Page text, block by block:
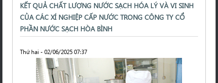
KẾT QUẢ CHẤT LƯỢNG NƯỚC SẠCH HÓA LÝ VÀ VI SINH
CỦA CÁC XÍ NGHIỆP CẤP NƯỚC TRONG CÔNG TY CỔ
PHẦN NƯỚC SẠCH HÒA BÌNH
Thứ hai - 02/06/2025 07:37